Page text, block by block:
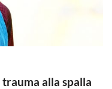
trauma alla spalla